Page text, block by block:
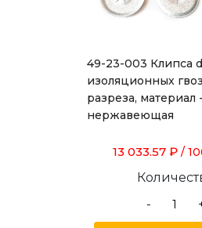
49-23-003 Клипса
изоляционных
разреза, материал
нержавеющая
13 033.57 ₽ /
-